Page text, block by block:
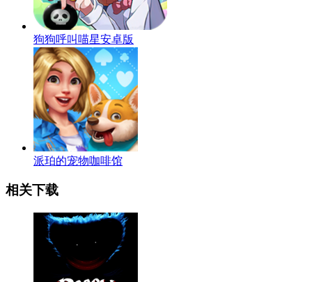
狗狗呼叫喵星安卓版
派珀的宠物咖啡馆
相关下载